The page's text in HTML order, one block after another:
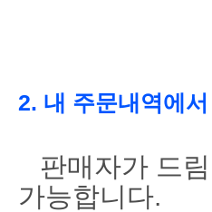
2. 내 주문내역에
판매자가 드
가능합니다.